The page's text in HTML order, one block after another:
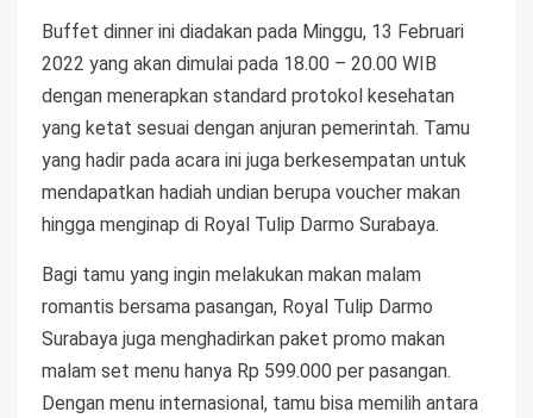
Buffet dinner ini diadakan pada Minggu, 13 Februari
2022 yang akan dimulai pada 18.00 – 20.00 WIB
dengan menerapkan standard protokol kesehatan
yang ketat sesuai dengan anjuran pemerintah. Tamu
yang hadir pada acara ini juga berkesempatan untuk
mendapatkan hadiah undian berupa voucher makan
hingga menginap di Royal Tulip Darmo Surabaya.
Bagi tamu yang ingin melakukan makan malam
romantis bersama pasangan, Royal Tulip Darmo
Surabaya juga menghadirkan paket promo makan
malam set menu hanya Rp 599.000 per pasangan.
Dengan menu internasional, tamu bisa memilih antara